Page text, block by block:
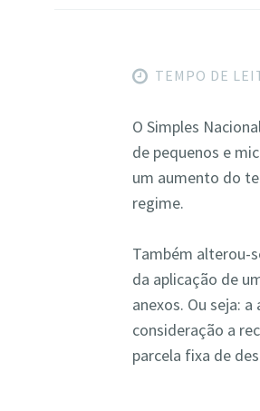
TEMPO DE
O Simples
de pequenos e
um aumento do
regime.
Também alterou-
da aplicação de
anexos. Ou seja:
consideração a
parcela fixa de